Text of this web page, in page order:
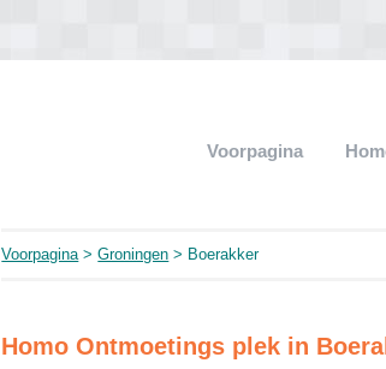
Voorpagina
Voorpagina>Groningen > Boerakker
Homo Ontmoetings plek in